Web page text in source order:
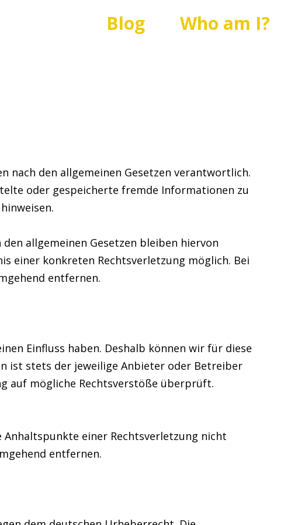
Blog Who am I?
nach den allgemeinen Gesetzen verantwortlich.
oder gespeicherte fremde Informationen zu
allgemeinen Gesetzen bleiben hiervon
einer konkreten Rechtsverletzung möglich. Bei
entfernen.
Einfluss haben. Deshalb können wir für diese
ist stets der jeweilige Anbieter oder Betreiber
auf mögliche Rechtsverstöße überprüft.
einer Rechtsverletzung nicht
entfernen.